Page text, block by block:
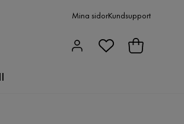
Mina sidorKundsupport